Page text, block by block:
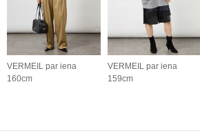
VERMEIL par iena
160cm
VERMEIL par iena
159cm